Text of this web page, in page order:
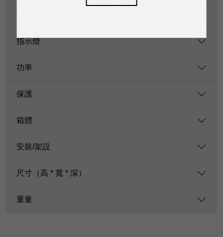
控制旋鈕
指示燈
功率
保護
箱體
安裝/架設
尺寸（高 * 寬 * 深）
重量